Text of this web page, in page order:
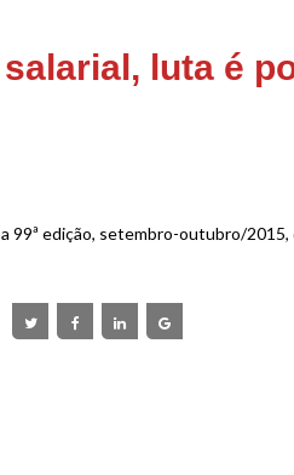
luta é
99ª edição, setembro-outubro/